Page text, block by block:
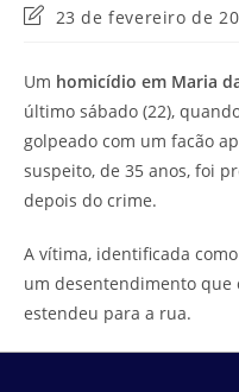
Última
post:
23 de fevereiro de
Um homicídio em Maria
último sábado (22),
golpeado com um facão
suspeito, de 35 anos, foi
depois do crime.
A vítima, identificada
um desentendimento que
estendeu para a rua.